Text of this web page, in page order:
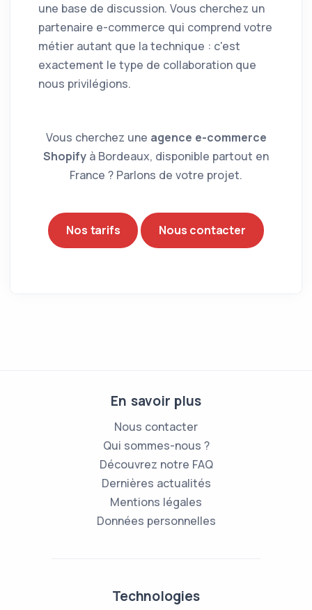
une base de discussion. Vous cherchez un
partenaire e-commerce qui comprend votre
métier autant que la technique : c'est
exactement le type de collaboration que
nous privilégions.
Vous cherchez une agence e-commerce
Shopify à Bordeaux, disponible partout en
France ? Parlons de votre projet.
Nos tarifs Nous contacter
En savoir plus
Nous contacter
Qui sommes-nous ?
Découvrez notre FAQ
Dernières actualités
Mentions légales
Données personnelles
Technologies